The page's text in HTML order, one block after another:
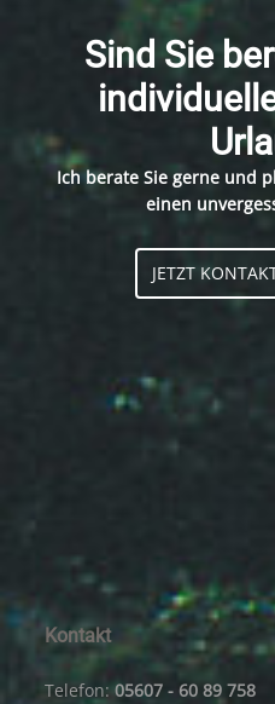
Sind Sie
Ich berate Sie gerne und
einen
JETZT
Kontakt
Telefon:05607 - 60 89 758